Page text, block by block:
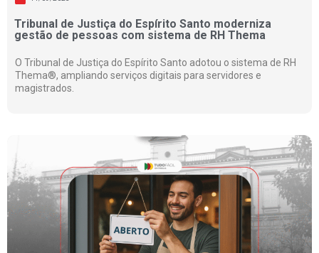
Tribunal de Justiça do Espírito Santo moderniza
gestão de pessoas com sistema de RH Thema
O Tribunal de Justiça do Espírito Santo adotou o sistema de RH
Thema®, ampliando serviços digitais para servidores e
magistrados.